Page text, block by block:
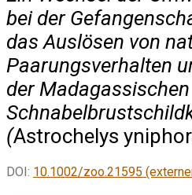
bei der
das Auslösen von
Paarungsverhalten
der Madagassischen
(Astrochelys
DOI: 10.1002/zoo.21595